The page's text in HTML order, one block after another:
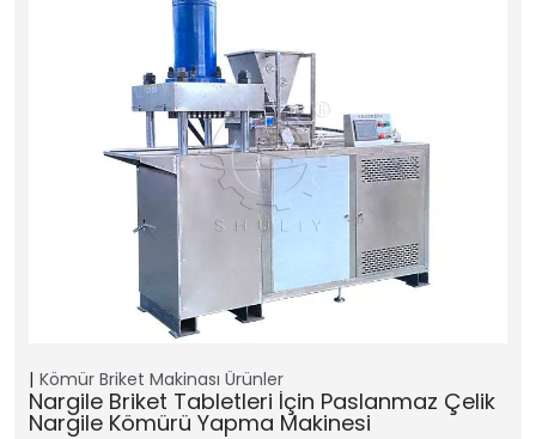
Kömür Briket Makinası Ürünler
Nargile Briket Tabletleri İçin Paslanmaz Çelik
Nargile Kömürü Yapma Makinesi